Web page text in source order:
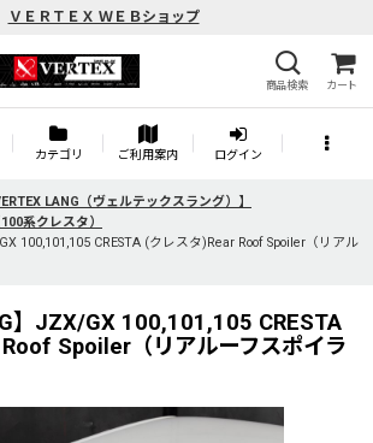
ＶＥＲＴＥＸ ＷＥＢショップ
商品検索 カート
カテゴリ ご利用案内 ログイン
LANG（ヴェルテックスラング）】
系クレスタ）
100,101,105 CRESTA (クレスタ)Rear Roof Spoiler（リアル
】JZX/GX 100,101,105 CRESTA
Spoiler（リアルーフスポイラ